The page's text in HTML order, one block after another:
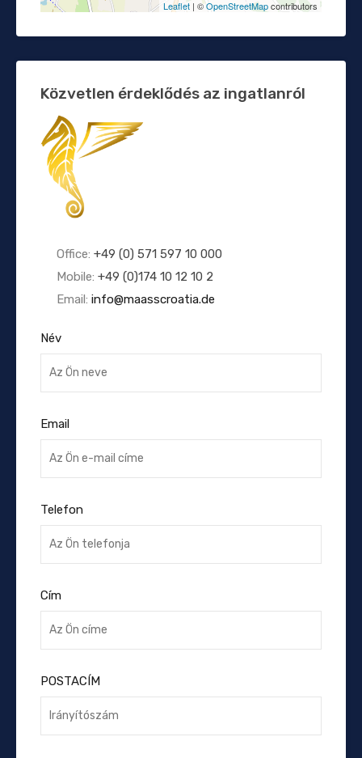
Leaflet | ©OpenStreetMapcontributors
Közvetlen érdeklődés az ingatlanról
Office: +49 (0) 571 597 10 000
Mobile: +49 (0)174 10 12 10 2
Email: info@maasscroatia.de
Név
Email
Telefon
Cím
POSTACÍM